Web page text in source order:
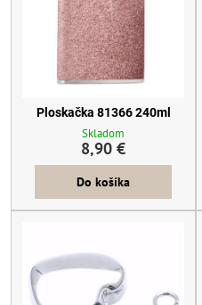
Ploskačka 81366 240ml
Skladom
8,90 €
Do košíka